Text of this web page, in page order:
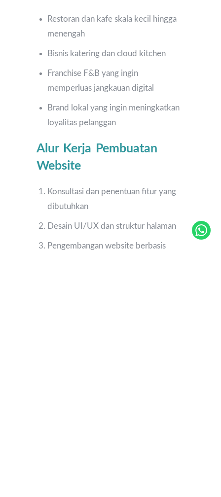
Restoran dan kafe skala kecil hingga
menengah
Bisnis katering dan cloud kitchen
Franchise F&B yang ingin
memperluas jangkauan digital
Brand lokal yang ingin meningkatkan
loyalitas pelanggan
Alur Kerja Pembuatan
Website
Konsultasi dan penentuan fitur yang
dibutuhkan
Desain UI/UX dan struktur halaman
Pengembangan website berbasis